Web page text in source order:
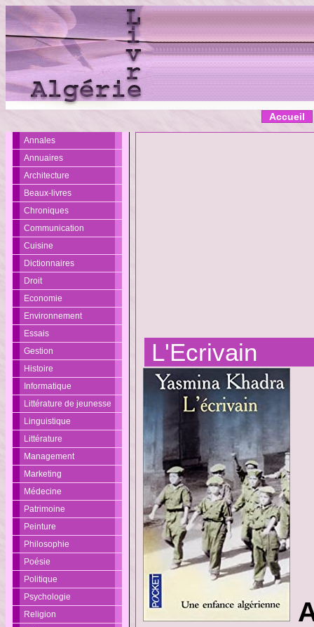
Accueil
Annales
Annuaires
Architecture
Beaux-livres
Chroniques
Communication
Cuisine
Dictionnaires
Droit
Economie
Environnement
Essais
Gestion
Histoire
Informatique
Littérature de jeunesse
Linguistique
Littérature
Management
Marketing
Médecine
Patrimoine
Peinture
Philosophie
Poésie
Politique
Psychologie
Religion
L'Ecrivain